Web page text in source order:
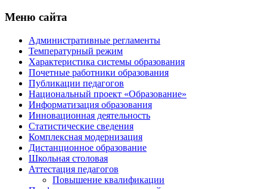
Меню сайта
Административные регламенты
Температурный режим
Характеристика системы образования
Почетные работники образования
Публикации педагогов
Национальный проект «Образование»
Информатизация образования
Инновационная деятельность
Статистические сведения
Комплексная модернизация
Дистанционное образование
Школьная столовая
Аттестация педагогов
Повышение квалификации